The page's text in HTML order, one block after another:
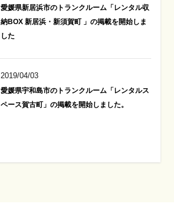
愛媛県新居浜市のトランクルーム「レンタル収
納BOX 新居浜・新須賀町 」の掲載を開始しま
した
2019/04/03
愛媛県宇和島市のトランクルーム「レンタルス
ペース賀古町」の掲載を開始しました。